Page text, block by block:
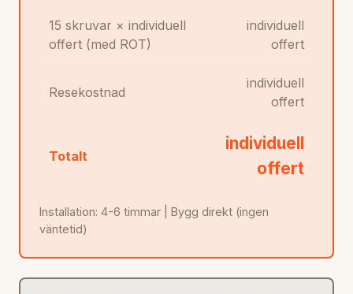
15 skruvar × individuell
offert (med ROT)
individuell
offert
Resekostnad
individuell
offert
Totalt
individuell
offert
Installation: 4-6 timmar | Bygg direkt (ingen
väntetid)